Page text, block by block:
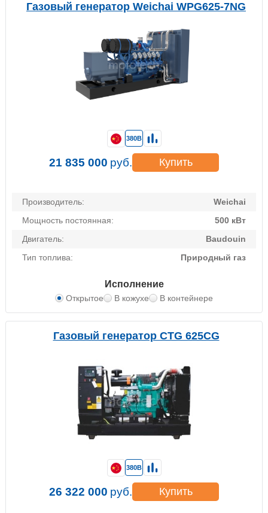
Газовый генератор Weichai WPG625-7NG
Производитель:
Weichai
Мощность постоянная:
500 кВт
Двигатель:
Baudouin
Тип топлива:
Природный газ
Исполнение
Открытое В кожухе В контейнере
380В
21 835 000 руб. Купить
Газовый генератор CTG 625CG
380В
26 322 000 руб. Купить